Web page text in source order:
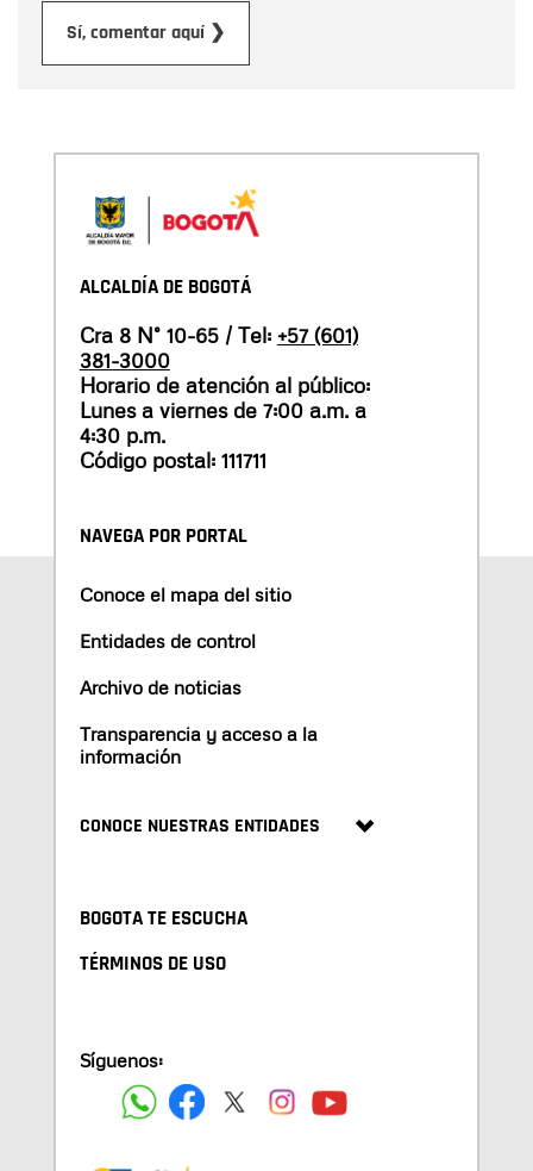
Sí, comentar aquí ❯
ALCALDÍA DE BOGOTÁ
Cra 8 N° 10-65 / Tel: +57 (601)
381-3000
Horario de atención al público:
Lunes a viernes de 7:00 a.m. a
4:30 p.m.
Código postal: 111711
NAVEGA POR PORTAL
Conoce el mapa del sitio
Entidades de control
Archivo de noticias
Transparencia y acceso a la
información
CONOCE NUESTRAS ENTIDADES
BOGOTA TE ESCUCHA
TÉRMINOS DE USO
Síguenos: